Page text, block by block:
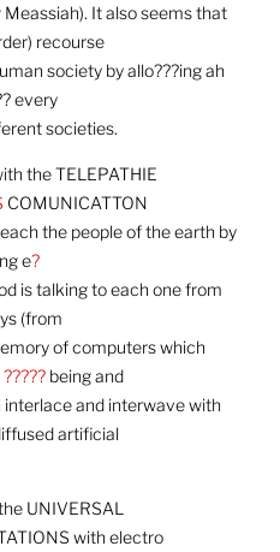
It also seems that
recourse
society by allo???ing ah
every
societies.
the TELEPATHIE
COMUNICATTON
the people of the earth by
e?
is talking to each one from
(from
of computers which
?????being and
interlace and interwave with
artificial
UNIVERSAL
with electro